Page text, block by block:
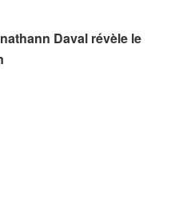
Daval révèle le